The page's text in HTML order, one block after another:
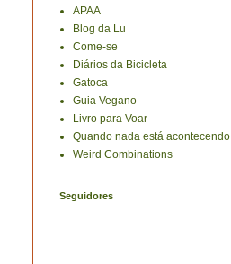
APAA
Blog da Lu
Come-se
Diários da Bicicleta
Gatoca
Guia Vegano
Livro para Voar
Quando nada está acontecendo
Weird Combinations
Seguidores